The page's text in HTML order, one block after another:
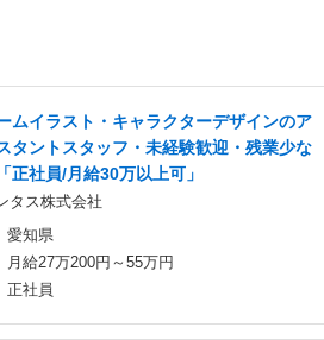
ムイラスト・キャラクターデザインのア
タントスタッフ・未経験歓迎・残業少な
正社員/月給30万以上可」
タス株式会社
愛知県
月給27万200円～55万円
正社員